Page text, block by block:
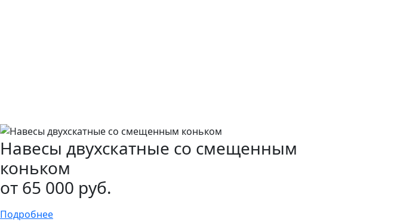
Навесы двухскатные со смещенным
коньком
от 65 000 руб.
Подробнее